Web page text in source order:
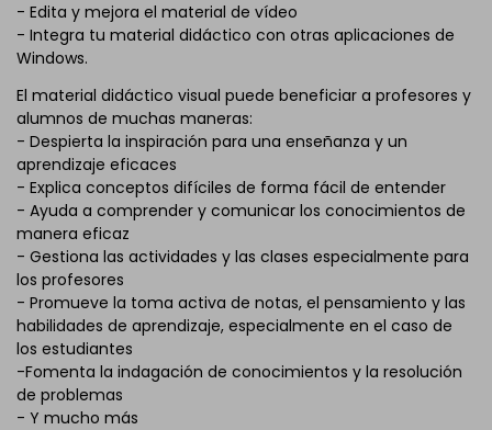
- Edita y mejora el material de vídeo
- Integra tu material didáctico con otras aplicaciones de
Windows.
El material didáctico visual puede beneficiar a profesores y
alumnos de muchas maneras:
- Despierta la inspiración para una enseñanza y un
aprendizaje eficaces
- Explica conceptos difíciles de forma fácil de entender
- Ayuda a comprender y comunicar los conocimientos de
manera eficaz
- Gestiona las actividades y las clases especialmente para
los profesores
- Promueve la toma activa de notas, el pensamiento y las
habilidades de aprendizaje, especialmente en el caso de
los estudiantes
-Fomenta la indagación de conocimientos y la resolución
de problemas
- Y mucho más